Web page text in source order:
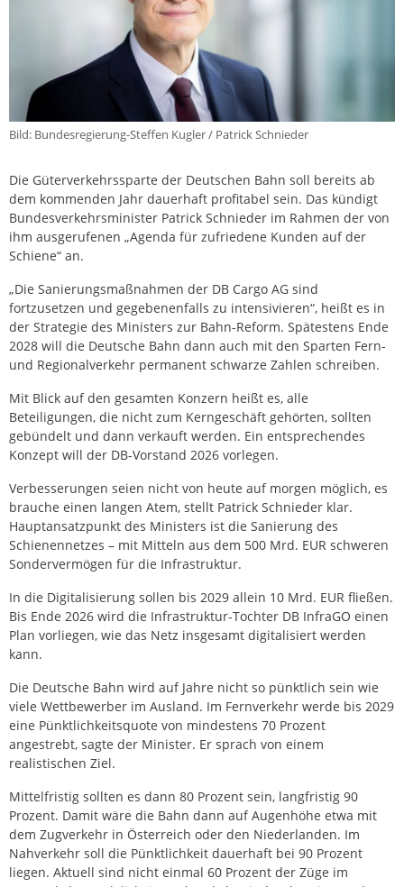
Bild: Bundesregierung-Steffen Kugler / Patrick Schnieder
Die Güterverkehrssparte der Deutschen Bahn soll bereits ab
dem kommenden Jahr dauerhaft profitabel sein. Das kündigt
Bundesverkehrsminister Patrick Schnieder im Rahmen der von
ihm ausgerufenen „Agenda für zufriedene Kunden auf der
Schiene“ an.
„Die Sanierungsmaßnahmen der DB Cargo AG sind
fortzusetzen und gegebenenfalls zu intensivieren“, heißt es in
der Strategie des Ministers zur Bahn-Reform. Spätestens Ende
2028 will die Deutsche Bahn dann auch mit den Sparten Fern-
und Regionalverkehr permanent schwarze Zahlen schreiben.
Mit Blick auf den gesamten Konzern heißt es, alle
Beteiligungen, die nicht zum Kerngeschäft gehörten, sollten
gebündelt und dann verkauft werden. Ein entsprechendes
Konzept will der DB-Vorstand 2026 vorlegen.
Verbesserungen seien nicht von heute auf morgen möglich, es
brauche einen langen Atem, stellt Patrick Schnieder klar.
Hauptansatzpunkt des Ministers ist die Sanierung des
Schienennetzes – mit Mitteln aus dem 500 Mrd. EUR schweren
Sondervermögen für die Infrastruktur.
In die Digitalisierung sollen bis 2029 allein 10 Mrd. EUR fließen.
Bis Ende 2026 wird die Infrastruktur-Tochter DB InfraGO einen
Plan vorliegen, wie das Netz insgesamt digitalisiert werden
kann.
Die Deutsche Bahn wird auf Jahre nicht so pünktlich sein wie
viele Wettbewerber im Ausland. Im Fernverkehr werde bis 2029
eine Pünktlichkeitsquote von mindestens 70 Prozent
angestrebt, sagte der Minister. Er sprach von einem
realistischen Ziel.
Mittelfristig sollten es dann 80 Prozent sein, langfristig 90
Prozent. Damit wäre die Bahn dann auf Augenhöhe etwa mit
dem Zugverkehr in Österreich oder den Niederlanden. Im
Nahverkehr soll die Pünktlichkeit dauerhaft bei 90 Prozent
liegen. Aktuell sind nicht einmal 60 Prozent der Züge im